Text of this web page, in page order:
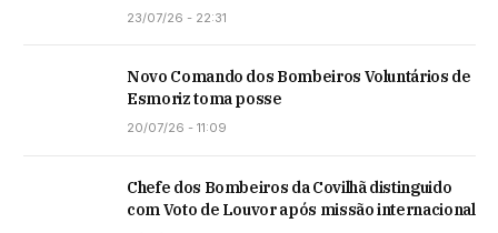
23/07/26 - 22:31
Novo Comando dos Bombeiros Voluntários de
Esmoriz toma posse
20/07/26 - 11:09
Chefe dos Bombeiros da Covilhã distinguido
com Voto de Louvor após missão internacional